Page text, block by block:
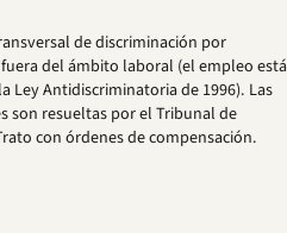
de discriminación por
del ámbito laboral (el empleo está
Ley Antidiscriminatoria de 1996). Las
son resueltas por el Tribunal de
con órdenes de compensación.